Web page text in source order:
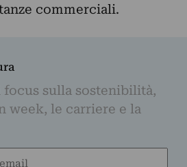
commerciali.
sulla sostenibilità,
week, le carriere e la